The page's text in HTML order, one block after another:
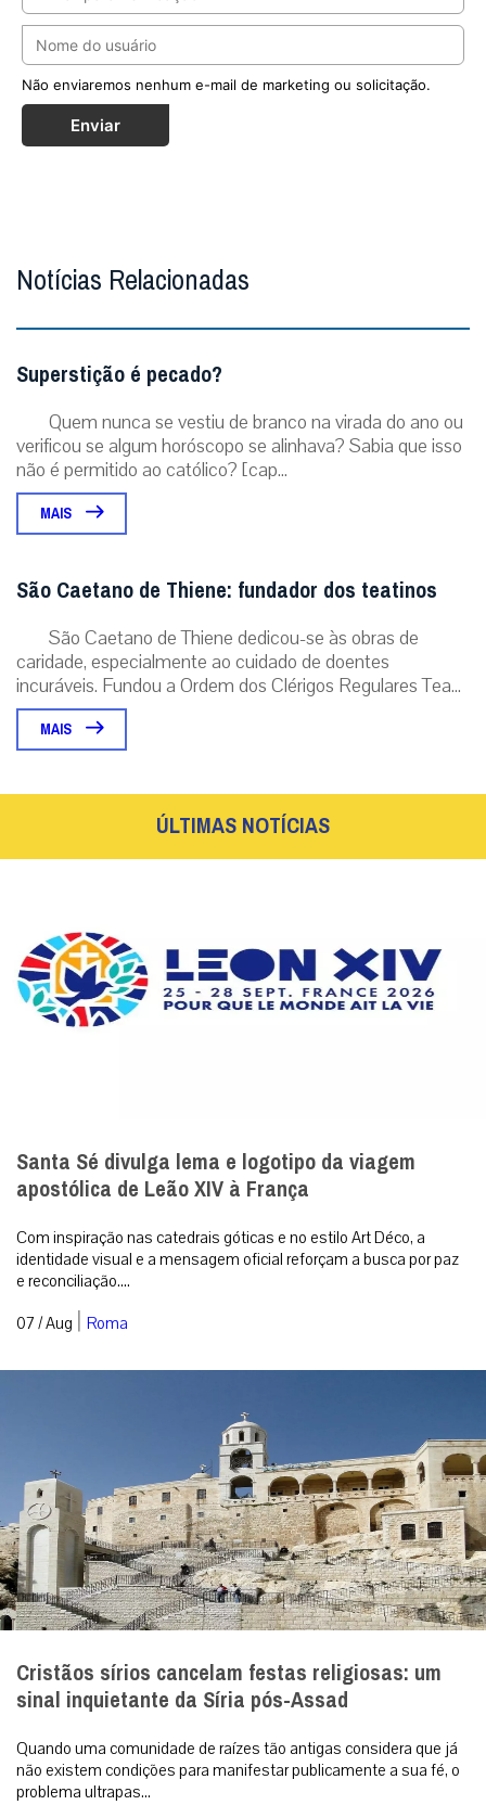
Não enviaremos nenhum e-mail de marketing ou solicitação.
Enviar
Notícias Relacionadas
Superstição é pecado?
Quem nunca se vestiu de branco na virada do ano ou
verificou se algum horóscopo se alinhava? Sabia que isso
não é permitido ao católico? [cap...
MAIS
São Caetano de Thiene: fundador dos teatinos
São Caetano de Thiene dedicou-se às obras de
caridade, especialmente ao cuidado de doentes
incuráveis. Fundou a Ordem dos Clérigos Regulares Tea...
MAIS
ÚLTIMAS NOTÍCIAS
Santa Sé divulga lema e logotipo da viagem
apostólica de Leão XIV à França
Com inspiração nas catedrais góticas e no estilo Art Déco, a
identidade visual e a mensagem oficial reforçam a busca por paz
e reconciliação....
07 / Aug | Roma
Cristãos sírios cancelam festas religiosas: um
sinal inquietante da Síria pós-Assad
Quando uma comunidade de raízes tão antigas considera que já
não existem condições para manifestar publicamente a sua fé, o
problema ultrapas...